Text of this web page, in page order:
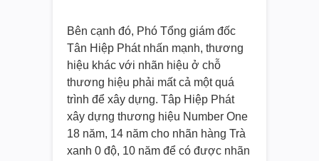
Bên cạnh đó, Phó Tổng giám đốc
Tân Hiệp Phát nhấn mạnh, thương
hiệu khác với nhãn hiệu ở chỗ
thương hiệu phải mất cả một quá
trình để xây dựng. Tâp Hiệp Phát
xây dựng thương hiệu Number One
18 năm, 14 năm cho nhãn hàng Trà
xanh 0 độ, 10 năm để có được nhãn